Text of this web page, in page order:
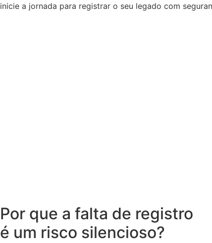
inicie a jornada para registrar o seu legado com
Por que a falta de registro
é um risco silencioso?